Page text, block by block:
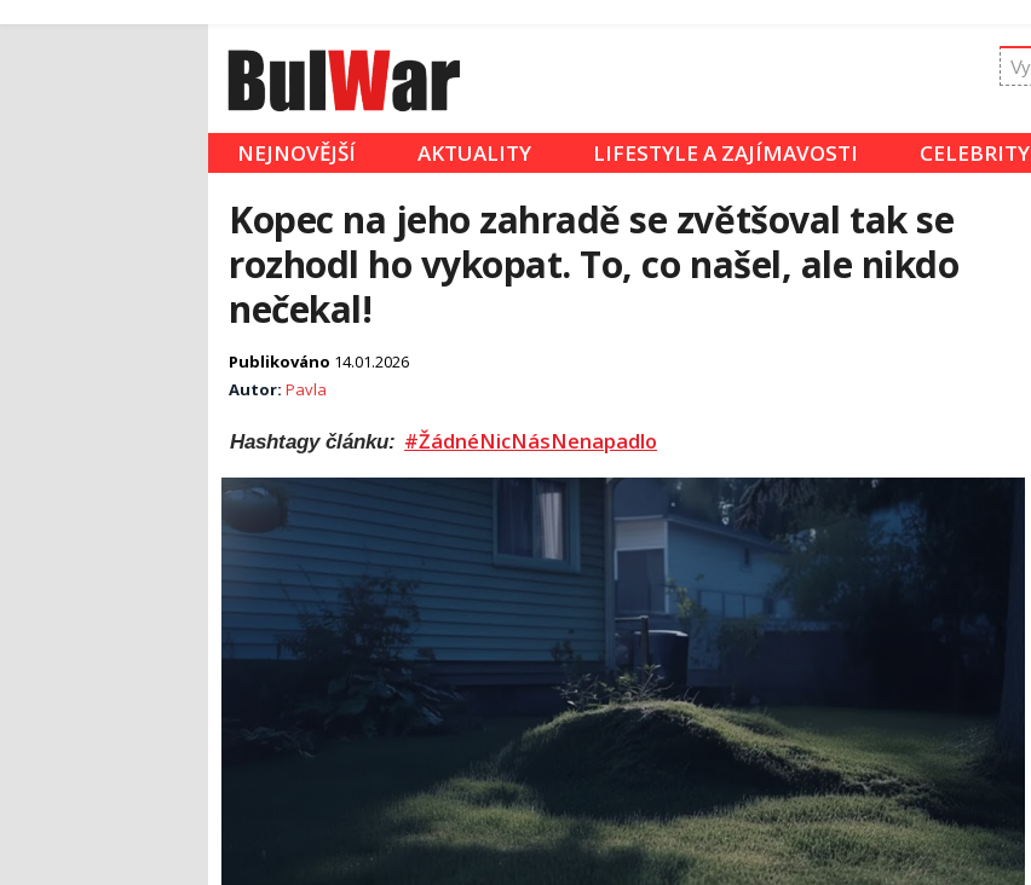
NEJNOVĚJŠÍ AKTUALITY LIFESTYLE A ZAJÍMAVOSTI CELEBRITY
Kopec na jeho zahradě se zvětšoval tak se
rozhodl ho vykopat. To, co našel, ale nikdo
nečekal!
Publikováno 14.01.2026
Autor: Pavla
Hashtagy článku: #ŽádnéNicNásNenapadlo